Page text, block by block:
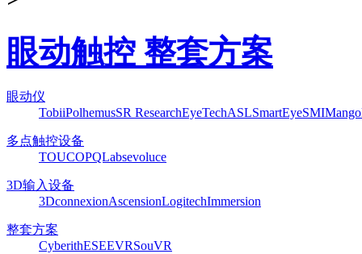
眼动触控 整套方案
眼动仪
TobiiPolhemusSR ResearchEyeTechASLSmartEyeSMI
多点触控设备
TOUCOPQLabsevoluce
3D输入设备
3DconnexionAscensionLogitechImmersion
整套方案
CyberithESEEVRSouVR